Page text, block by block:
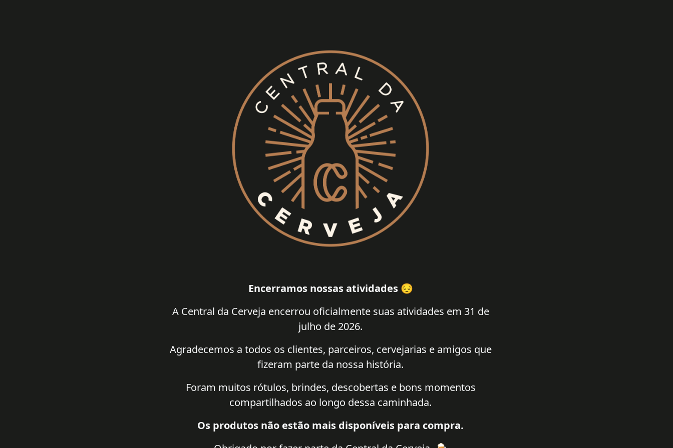
Encerramos nossas atividades 😔
A Central da Cerveja encerrou oficialmente suas atividades em 31 de
julho de 2026.
Agradecemos a todos os clientes, parceiros, cervejarias e amigos que
fizeram parte da nossa história.
Foram muitos rótulos, brindes, descobertas e bons momentos
compartilhados ao longo dessa caminhada.
Os produtos não estão mais disponíveis para compra.